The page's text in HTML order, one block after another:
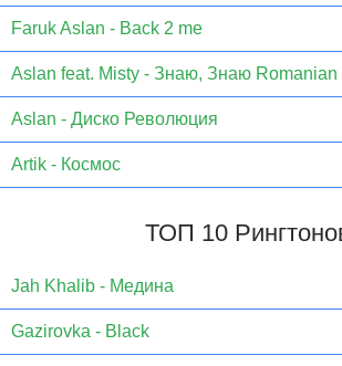
Faruk Aslan - Back 2 me
Aslan feat. Misty - Знаю, Знаю Romanian
Aslan - Диско Революция
Artik - Космос
ТОП 10
Jаh Khаlib - Медина
Gazirovka - Black